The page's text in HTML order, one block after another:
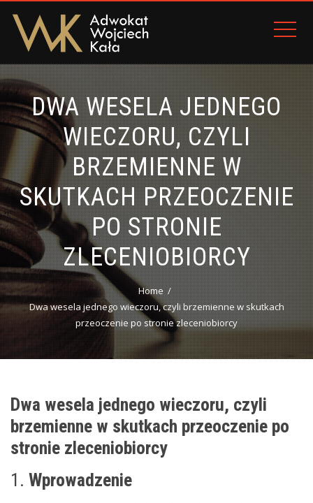
DWA WESELA JEDNEGO
WIECZORU, CZYLI
BRZEMIENNE W
SKUTKACH PRZEOCZENIE
PO STRONIE
ZLECENIOBIORCY
Home
Dwa wesela jednego wieczoru, czyli brzemienne w skutkach
przeoczenie po stronie zleceniobiorcy
Dwa wesela jednego wieczoru, czyli
brzemienne w skutkach przeoczenie po
stronie zleceniobiorcy
1. Wprowadzenie